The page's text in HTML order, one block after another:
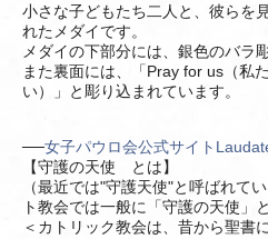
小さな子どもたち二人と、彼らを
れたメダイです。
メダイの下部分には、銀色のバラ
また裏面には、「Pray for us（私
い）」と彫り込まれています。
──女子パウロ会公式サイト
【守護の天使 とは】
（最近では"守護天使"と呼ばれて
ト教会では一般に「守護の天使」
＜カトリック教会は、昔から聖書